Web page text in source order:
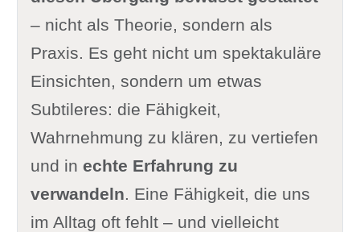
– nicht als Theorie, sondern als
Praxis. Es geht nicht um spektakuläre
Einsichten, sondern um etwas
Subtileres: die Fähigkeit,
Wahrnehmung zu klären, zu vertiefen
und in echte Erfahrung zu
verwandeln. Eine Fähigkeit, die uns
im Alltag oft fehlt – und vielleicht